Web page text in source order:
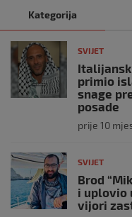
Kategorija
SVIJET
primio
snage
posade
prije 10
SVIJET
Brod
i uplovio
vijori